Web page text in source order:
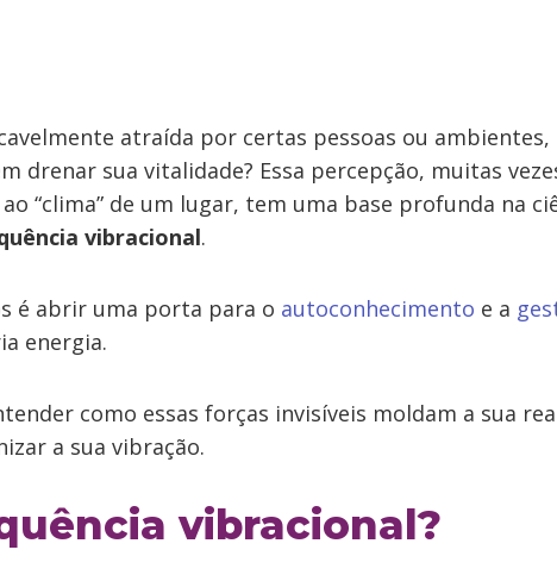
atraída por certas pessoas ou ambientes,
drenar sua vitalidade? Essa percepção, muitas
“clima” de um lugar, tem uma base profunda na
vibracional.
é abrir uma porta para o autoconhecimento e a
energia.
como essas forças invisíveis moldam a sua
a sua vibração.
vibracional?